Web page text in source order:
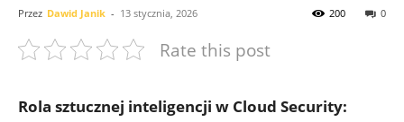
Przez Dawid Janik - 13 stycznia, 2026 0
200
Rate this post
Rola sztucznej inteligencji w Cloud Security: